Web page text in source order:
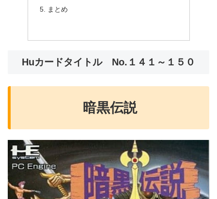
まとめ
Huカードタイトル No.１４１～１５０
暗黒伝説